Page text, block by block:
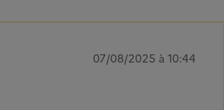
07/08/2025 à 10:44